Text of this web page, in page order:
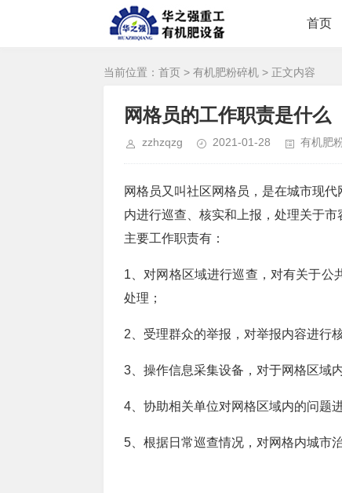
首页
当前位置： 首页 > 有机肥粉碎机 > 正文内容
网格员的工作职责是什么
zzhzqzg 2021-01-28 有机肥
网格员又叫社区网格员，是在城市现
内进行巡查、核实和上报，处理关于
主要工作职责有：
1、对网格区域进行巡查，对有关于公
处理；
2、受理群众的举报，对举报内容进行
3、操作信息采集设备，对于网格区域
4、协助相关单位对网格区域内的问题
5、根据日常巡查情况，对网格内城市